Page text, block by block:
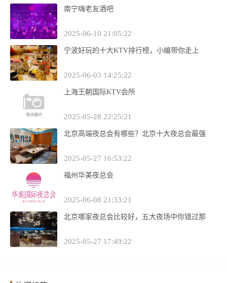
南宁嗨老友酒吧
2025-06-10 21:05:22
宁波好玩的十大KTV排行榜，小编带你走上
2025-06-03 14:25:22
上海王朝国际KTV会所
2025-05-28 22:25:21
北京高端夜总会有哪些？北京十大夜总会最强
2025-05-27 16:53:22
福州华美夜总会
2025-06-08 21:33:21
北京哪家夜总会比较好，五大夜场中你错过那
2025-05-27 17:49:22